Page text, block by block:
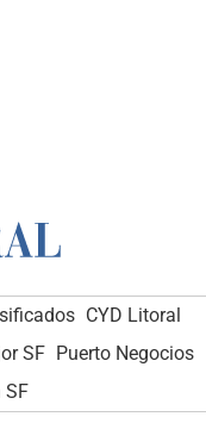
CYD Litoral
SF Puerto Negocios
SF